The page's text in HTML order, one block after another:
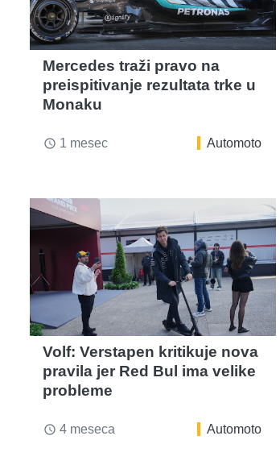
Mercedes traži pravo na
preispitivanje rezultata trke u
Monaku
access_time 1 mesec Automoto
Volf: Verstapen kritikuje nova
pravila jer Red Bul ima velike
probleme
access_time 4 meseca Automoto